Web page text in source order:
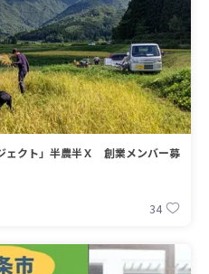
ェクト」半農半Ｘ 創業メンバー募
34